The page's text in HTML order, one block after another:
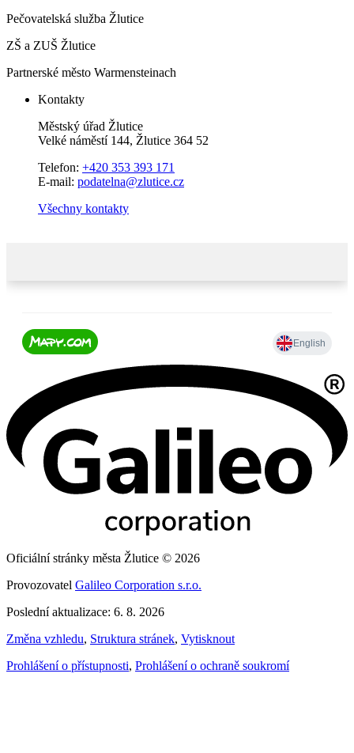
Pečovatelská služba Žlutice
ZŠ a ZUŠ Žlutice
Partnerské město Warmensteinach
Kontakty
Městský úřad Žlutice
Velké náměstí 144, Žlutice 364 52
Telefon: +420 353 393 171
E-mail: podatelna@zlutice.cz
Všechny kontakty
Oficiální stránky města Žlutice © 2026
Provozovatel Galileo Corporation s.r.o.
Poslední aktualizace: 6. 8. 2026
Změna vzhledu, Struktura stránek, Vytisknout
Prohlášení o přístupnosti, Prohlášení o ochraně soukromí